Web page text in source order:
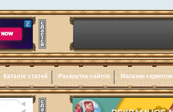
Каталог статей Раскрутка сайтов Магазин скриптов